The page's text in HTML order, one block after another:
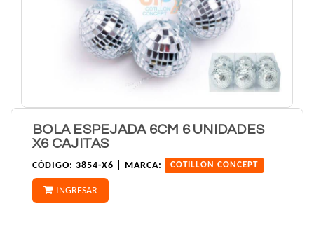
BOLA ESPEJADA 6CM 6 UNIDADES
X6 CAJITAS
CÓDIGO: 3854-X6 | MARCA: COTILLON CONCEPT
INGRESAR